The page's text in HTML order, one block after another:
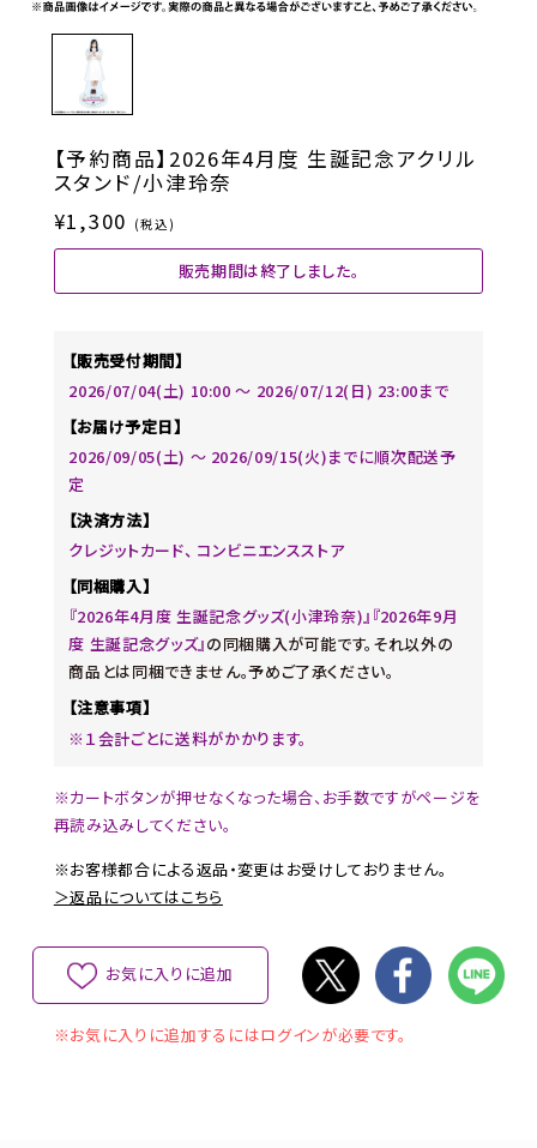
【予約商品】2026年4月度 生誕記念アクリル
スタンド/小津玲奈
¥1,300 (税込)
販売期間は終了しました。
【販売受付期間】
2026/07/04(土) 10:00 〜 2026/07/12(日) 23:00まで
【お届け予定日】
2026/09/05(土) 〜 2026/09/15(火)までに順次配送予
定
【決済方法】
クレジットカード、 コンビニエンスストア
【同梱購入】
『2026年4月度 生誕記念グッズ(小津玲奈)』『2026年9月
度 生誕記念グッズ』の同梱購入が可能です。それ以外の
商品とは同梱できません。予めご了承ください。
【注意事項】
※１会計ごとに送料がかかります。
※カートボタンが押せなくなった場合、お手数ですがページを
再読み込みしてください。
※お客様都合による返品・変更はお受けしておりません。
＞返品についてはこちら
お気に入りに追加
※お気に入りに追加するにはログインが必要です。